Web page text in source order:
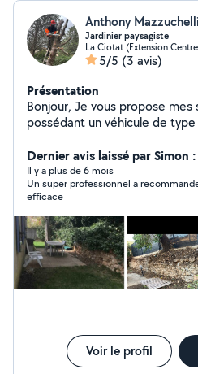
Anthony Mazzuchelli
Jardinier paysagiste
La Ciotat (Extension
5/5 (3 avis)
Présentation
Bonjour, Je vous propose mes services de jardinage,
possédant un véhicule de
informations veuillez me
Dernier avis laissé par Simon
Il y a plus de 6 mois
Un super professionnel a
efficace
Voir le profil